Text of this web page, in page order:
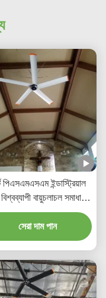
পিএসএমএসএম ইন্ডাস্ট্রিয়াল
বায়ুচলাচল সমাধানের
জন্য কম শব্দ সহ
সেরা দাম পান